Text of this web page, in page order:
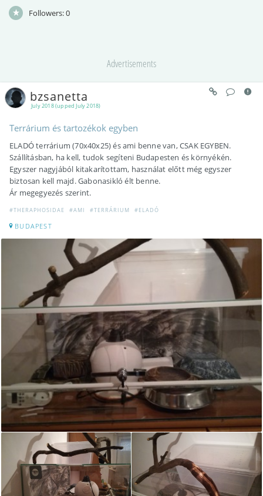
Followers:0
Advertisements
July 2018 (upped July 2018)
bzsanetta
Terrárium és tartozékok egyben
ELADÓ terrárium (70x40x25) és ami benne van, CSAK EGYBEN.
Szállításban, ha kell, tudok segíteni Budapesten és környékén.
Egyszer nagyjából kitakarítottam, használat előtt még egyszer
biztosan kell majd. Gabonasikló élt benne.
Ár megegyezés szerint.
#THERAPHOSIDAE #AMI #TERRÁRIUM #ELADÓ
BUDAPEST